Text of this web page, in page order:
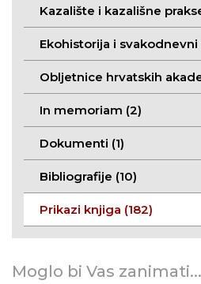
Kazalište i kazališne
Ekohistorija i svakodnevni
Obljetnice hrvatskih
In memoriam (2)
Dokumenti (1)
Bibliografije (10)
Prikazi knjiga (182)
Moglo bi Vas zanimati...